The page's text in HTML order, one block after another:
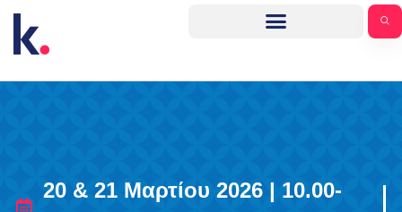
20 & 21 Μαρτίου 2026 | 10.00-